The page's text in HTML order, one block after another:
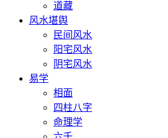
道藏
风水堪舆
民间风水
阳宅风水
阴宅风水
易学
相面
四柱八字
命理学